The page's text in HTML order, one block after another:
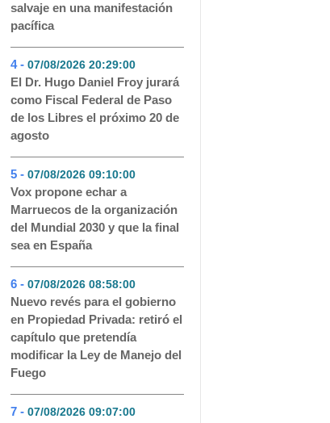
salvaje en una manifestación
pacífica
4 - 07/08/2026 20:29:00- 78
El Dr. Hugo Daniel Froy jurará
como Fiscal Federal de Paso
de los Libres el próximo 20 de
agosto
5 - 07/08/2026 09:10:00- 66
Vox propone echar a
Marruecos de la organización
del Mundial 2030 y que la final
sea en España
6 - 07/08/2026 08:58:00- 59
Nuevo revés para el gobierno
en Propiedad Privada: retiró el
capítulo que pretendía
modificar la Ley de Manejo del
Fuego
7 - 07/08/2026 09:07:00- 49